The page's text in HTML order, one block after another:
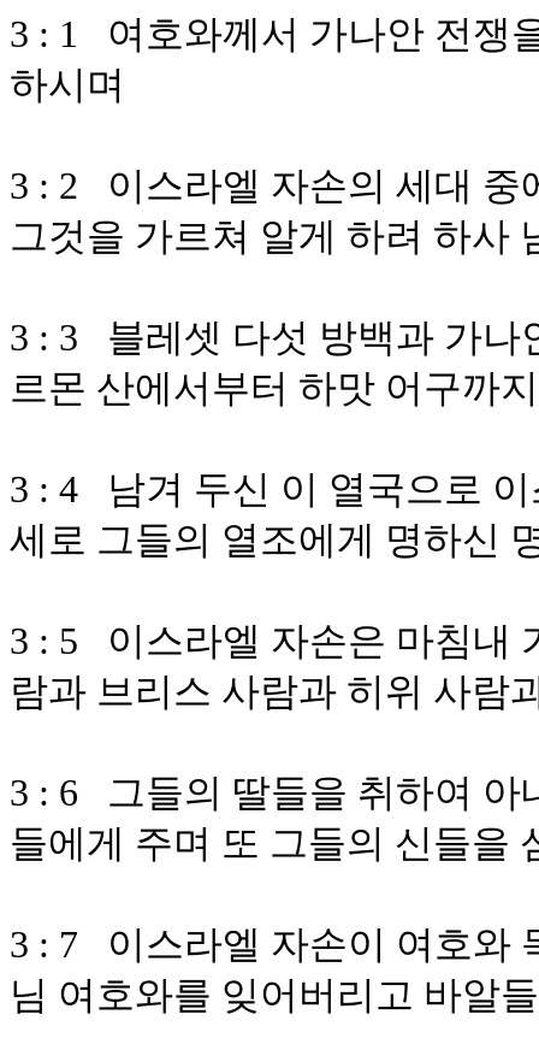
3 : 1 여호와께서 가나안 전쟁
하시며
3 : 2 이스라엘 자손의 세대 중
그것을 가르쳐 알게 하려 하사
3 : 3 블레셋 다섯 방백과 가나
르몬 산에서부터 하맛 어구까
3 : 4 남겨 두신 이 열국으로
세로 그들의 열조에게 명하신
3 : 5 이스라엘 자손은 마침내
람과 브리스 사람과 히위 사람
3 : 6 그들의 딸들을 취하여 아
들에게 주며 또 그들의 신들을
3 : 7 이스라엘 자손이 여호와
님 여호와를 잊어버리고 바알